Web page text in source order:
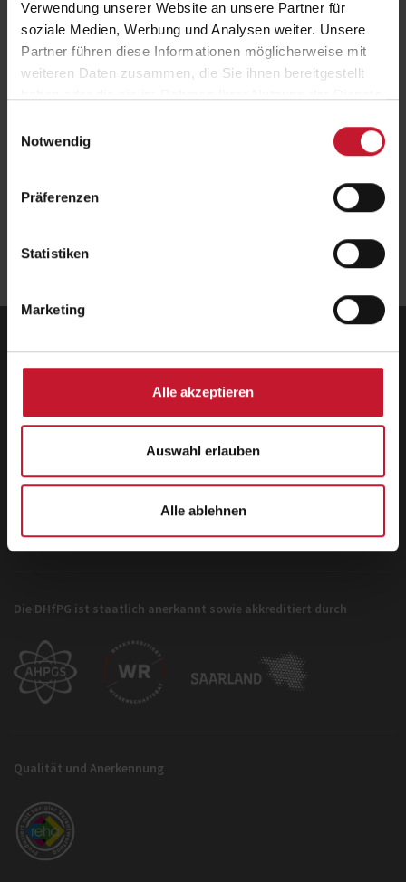
Verwendung unserer Website an unsere Partner für
soziale Medien, Werbung und Analysen weiter. Unsere
Partner führen diese Informationen möglicherweise mit
weiteren Daten zusammen, die Sie ihnen bereitgestellt
Notwendig
Präferenzen
Statistiken
Marketing
Alle akzeptieren
Auswahl erlauben
Alle ablehnen
Ort
Online
Datum
Anmeldung
Deutsche Hochschule für Prävention und
Gesundheitsmanagement GmbH
Hermann-Neuberger-Straße 3
66123 Saarbrücken
Telefon: +49 681 6855-150
info@dhfpg.de
Die DHfPG ist staatlich anerkannt sowie akkreditiert durch
Qualität und Anerkennung